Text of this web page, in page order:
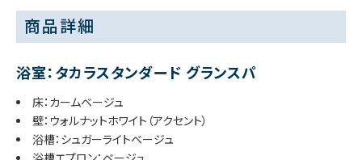
商品詳細
浴室：タカラスタンダード グランスパ
床：カームベージュ
壁：ウォルナットホワイト（アクセント）
浴槽：シュガーライトベージュ